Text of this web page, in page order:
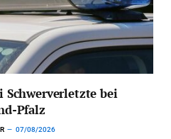
Schwerverletzte bei
Pfalz
07/08/2026